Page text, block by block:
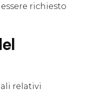
richiesto
relativi